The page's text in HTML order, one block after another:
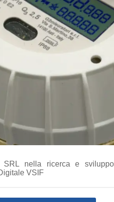
SRL nella ricerca e
VSIF